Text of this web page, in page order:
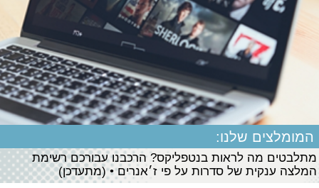
המומלצים שלנו:
מתלבטים מה לראות בנטפליקס? הרכבנו עבורכם רשימת
המלצה ענקית של סדרות על פי ז׳אנרים • (מתעדכן)